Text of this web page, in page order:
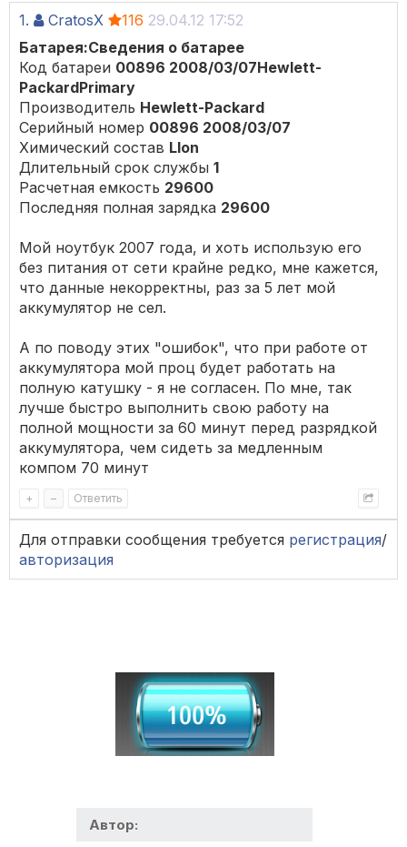
1. CratosX 116 29.04.12 17:52
Батарея:Сведения о батарее
Код батареи 00896 2008/03/07Hewlett-
PackardPrimary
Производитель Hewlett-Packard
Серийный номер 00896 2008/03/07
Химический состав LIon
Длительный срок службы 1
Расчетная емкость 29600
Последняя полная зарядка 29600
Мой ноутбук 2007 года, и хоть использую его
без питания от сети крайне редко, мне кажется,
что данные некорректны, раз за 5 лет мой
аккумулятор не сел.
А по поводу этих "ошибок", что при работе от
аккумулятора мой проц будет работать на
полную катушку - я не согласен. По мне, так
лучше быстро выполнить свою работу на
полной мощности за 60 минут перед разрядкой
аккумулятора, чем сидеть за медленным
компом 70 минут
+ – Ответить
Для отправки сообщения требуется регистрация/
авторизация
Автор: